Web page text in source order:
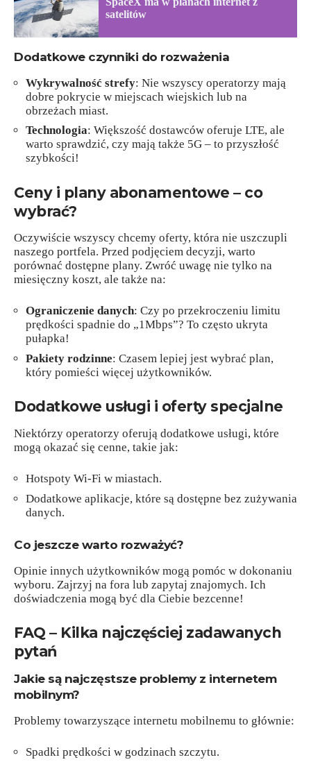
satelitów
Dodatkowe czynniki do rozważenia
Wykrywalność strefy: Nie wszyscy operatorzy mają
dobre pokrycie w miejscach wiejskich lub na
obrzeżach miast.
Technologia: Większość dostawców oferuje LTE, ale
warto sprawdzić, czy mają także 5G – to przyszłość
szybkości!
Ceny i plany abonamentowe – co
wybrać?
Oczywiście wszyscy chcemy oferty, która nie uszczupli
naszego portfela. Przed podjęciem decyzji, warto
porównać dostępne plany. Zwróć uwagę nie tylko na
miesięczny koszt, ale także na:
Ograniczenie danych: Czy po przekroczeniu limitu
prędkości spadnie do „1Mbps”? To często ukryta
pułapka!
Pakiety rodzinne: Czasem lepiej jest wybrać plan,
który pomieści więcej użytkowników.
Dodatkowe usługi i oferty specjalne
Niektórzy operatorzy oferują dodatkowe usługi, które
mogą okazać się cenne, takie jak:
Hotspoty Wi-Fi w miastach.
Dodatkowe aplikacje, które są dostępne bez zużywania
danych.
Co jeszcze warto rozważyć?
Opinie innych użytkowników mogą pomóc w dokonaniu
wyboru. Zajrzyj na fora lub zapytaj znajomych. Ich
doświadczenia mogą być dla Ciebie bezcenne!
FAQ – Kilka najczęściej zadawanych
pytań
Jakie są najczęstsze problemy z internetem
mobilnym?
Problemy towarzyszące internetu mobilnemu to głównie:
Spadki prędkości w godzinach szczytu.